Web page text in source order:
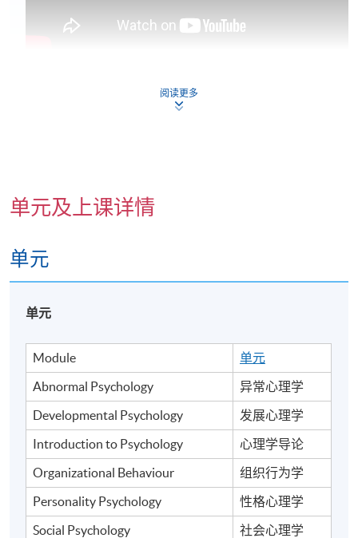
阅读更多
单元及上课详情
单元
单元
Module
单元
Abnormal Psychology
异常心理学
Developmental Psychology
发展心理学
Introduction to Psychology
心理学导论
Organizational Behaviour
组织行为学
Personality Psychology
性格心理学
Social Psychology
社会心理学